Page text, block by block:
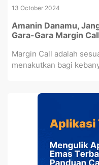
13 October 2024
Amanin Danamu,
Gara-Gara Margin
Margin Call adalah
menakutkan bagi